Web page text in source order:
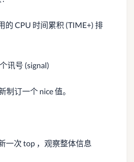
的 CPU 时间累积 (TIME+) 排
讯号 (signal)
制订一个 nice 值。
一次 top ，观察整体信息